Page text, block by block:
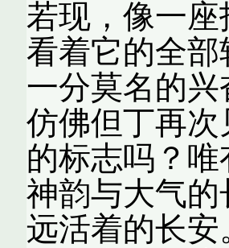
若现，像一
看着它的全
一分莫名的
仿佛但丁再
的标志吗？
神韵与大气
远活着的长